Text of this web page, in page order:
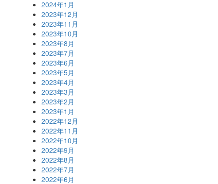
2024年1月
2023年12月
2023年11月
2023年10月
2023年8月
2023年7月
2023年6月
2023年5月
2023年4月
2023年3月
2023年2月
2023年1月
2022年12月
2022年11月
2022年10月
2022年9月
2022年8月
2022年7月
2022年6月